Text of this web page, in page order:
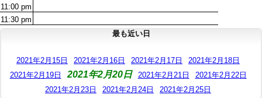
11:00 pm
11:30 pm
最も近い日
2021年2月15日 2021年2月16日 2021年2月17日
2021年2月18日
2021年2月19日
2021年2月20日 2021年2月21日
2021年2月22日
2021年2月23日
2021年2月24日 2021年2月25日